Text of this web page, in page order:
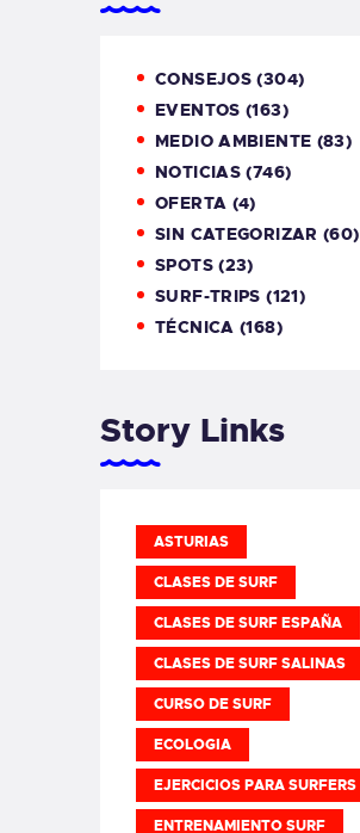
CONSEJOS (304)
EVENTOS (163)
MEDIO AMBIENTE (83)
NOTICIAS (746)
OFERTA (4)
SIN CATEGORIZAR (60)
SPOTS(23)
SURF-TRIPS (121)
TÉCNICA (168)
Story Links
ASTURIAS
CLASES DE SURF
CLASES DE SURF ESPAÑA
CLASES DE SURF SALINAS
CURSO DE SURF
ECOLOGIA
EJERCICIOS PARA SURFERS
ENTRENAMIENTO SURF